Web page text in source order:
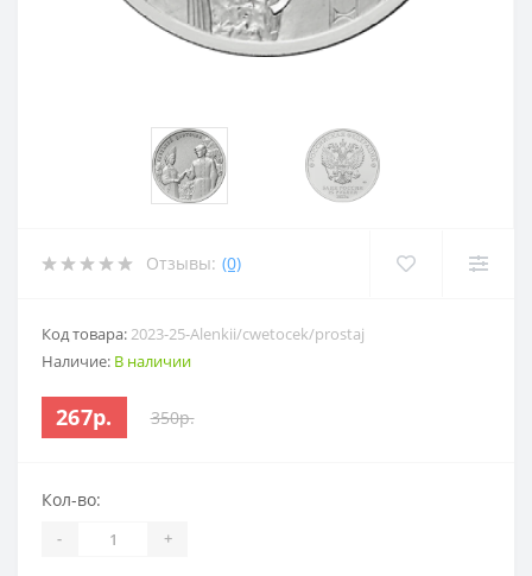
Отзывы: (0)
Код товара:2023-25-Alenkii/cwetocek/prostaj
Наличие: В наличии
267р. 350р.
Кол-во:
- +